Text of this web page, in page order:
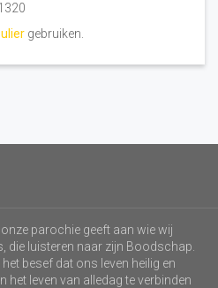
gebruiken.
onze parochie geeft aan wie wij
die luisteren naar zijn Boodschap.
besef dat ons leven heilig en
het leven van alledag te verbinden